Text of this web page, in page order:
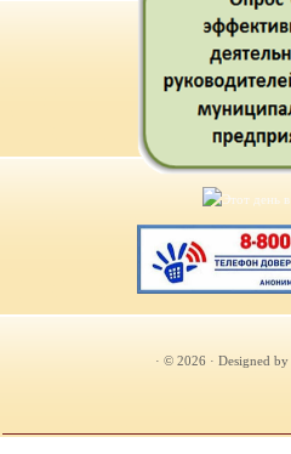
· © 2026 · Designed by